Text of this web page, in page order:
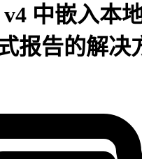
中嵌入本
报告的解决